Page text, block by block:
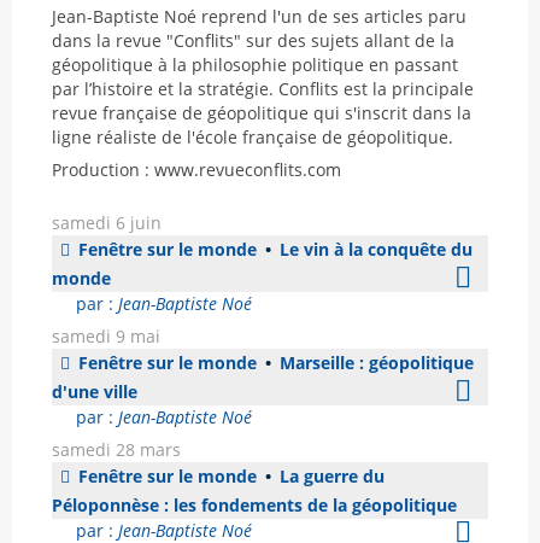
Jean-Baptiste Noé reprend l'un de ses articles paru
dans la revue "Conflits" sur des sujets allant de la
géopolitique à la philosophie politique en passant
par l’histoire et la stratégie. Conflits est la principale
revue française de géopolitique qui s'inscrit dans la
ligne réaliste de l'école française de géopolitique.
Production : www.revueconflits.com
samedi 6 juin
Fenêtre sur le monde • Le vin à la conquête du
monde
par : Jean-Baptiste Noé
samedi 9 mai
Fenêtre sur le monde • Marseille : géopolitique
d'une ville
par : Jean-Baptiste Noé
samedi 28 mars
Fenêtre sur le monde • La guerre du
Péloponnèse : les fondements de la géopolitique
par : Jean-Baptiste Noé